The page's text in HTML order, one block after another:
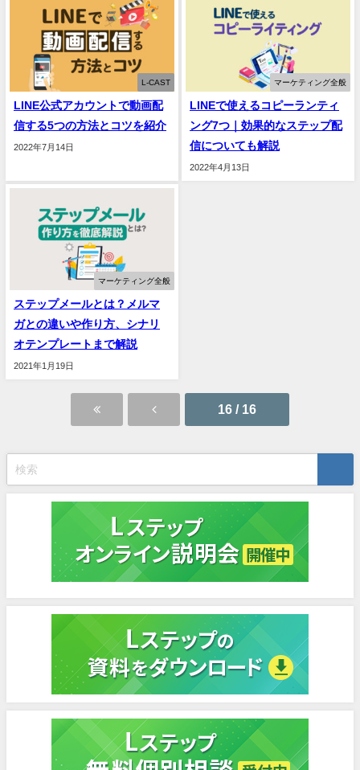
L-CAST
LINE公式アカウントで動画配
信する5つの方法とコツを紹介
2022年7月14日
マーケティング全般
LINEで使えるコピーランティ
ング7つ｜効果的なステップ配
信についても解説
2022年4月13日
マーケティング全般
ステップメールとは？メルマ
ガとの違いや作り方、シナリ
オテンプレートまで解説
2021年1月19日
16 / 16